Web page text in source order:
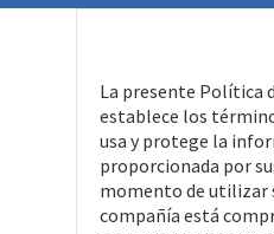
La presente Política
establece los
usa y protege la
proporcionada por
momento de utilizar
compañía está